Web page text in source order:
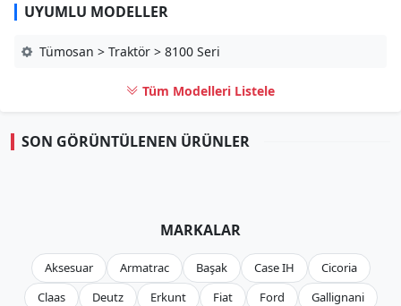
UYUMLU MODELLER
Tümosan > Traktör > 8100 Seri
Tüm Modelleri Listele
SON GÖRÜNTÜLENEN ÜRÜNLER
MARKALAR
Aksesuar Armatrac Başak Case IH
Cicoria
Claas
Deutz Erkunt Fiat Ford
Gallignani